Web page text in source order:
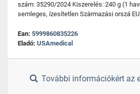
szám: 35290/2024 Kiszerelés: 240 g (1
semleges, ízesítetlen Származási orszá EU
Ean: 5999860835226
Eladó: USAmedical
További információkért az